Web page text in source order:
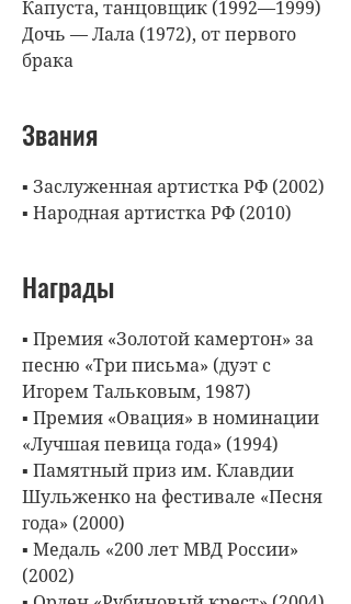
Капуста, танцовщик (1992—1999)
Дочь — Лала (1972), от первого
брака
Звания
▪ Заслуженная артистка РФ (2002)
▪ Народная артистка РФ (2010)
Награды
▪ Премия «Золотой камертон» за
песню «Три письма» (дуэт с
Игорем Тальковым, 1987)
▪ Премия «Овация» в номинации
«Лучшая певица года» (1994)
▪ Памятный приз им. Клавдии
Шульженко на фестивале «Песня
года» (2000)
▪ Медаль «200 лет МВД России»
(2002)